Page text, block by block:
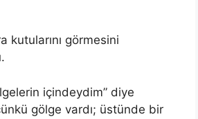
kutularını görmesini
içindeydim” diye
gölge vardı; üstünde bir